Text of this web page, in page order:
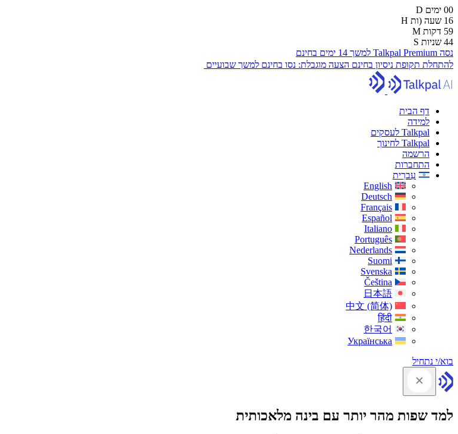
00 ימים D
16 שעה (ות H
59 דקות M
43 שניות S
נסה Talkpal Premium למשך 14 ימים בחינם
להתחלת תקופת ניסיון בחינם הצעה מוגבלת: נסו בחינם למשך שבועיים
דף הבית
למידה
Talkpal לעסקים
Talkpal לחינוך
הרשמה
התחברות
עִברִית
English
Deutsch
Français
Español
Italiano
Português
Nederlands
Suomi
Svenska
Čeština
日本語
中文 (简体)
हिंदी
한국어
Українська
בוא/י נתחיל
למד שפות מהר יותר עם בינה מלאכותית